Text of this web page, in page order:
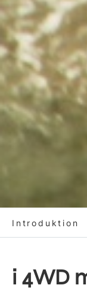
Introduktion
i 4WD